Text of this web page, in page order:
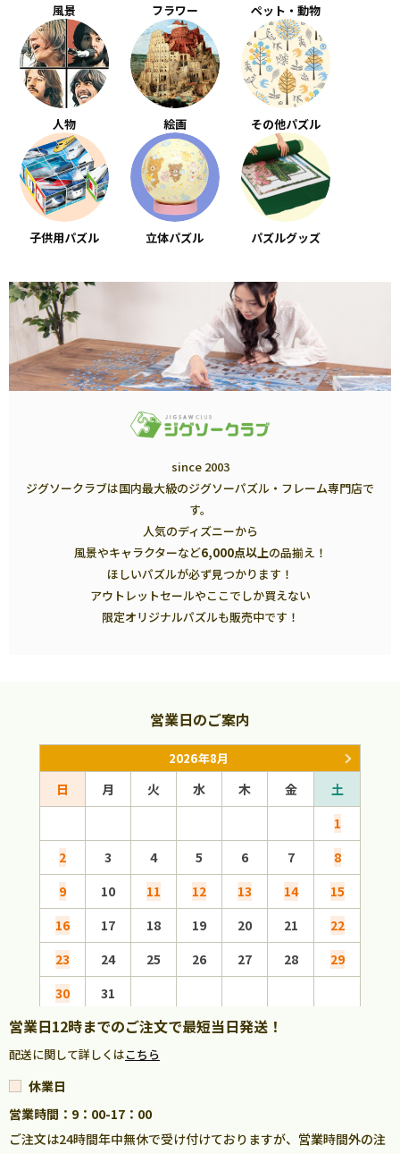
風景 フラワー ペット・動物
人物 絵画 その他パズル
子供用パズル 立体パズル パズルグッズ
since 2003
ジグソークラブは国内最大級のジグソーパズル・フレーム専門店で
す。
人気のディズニーから
風景やキャラクターなど6,000点以上の品揃え！
ほしいパズルが必ず見つかります！
アウトレットセールやここでしか買えない
限定オリジナルパズルも販売中です！
営業日のご案内
2026年8月
日 月 火 水 木 金
土
1
2
3 4 5 6 7
8
9
10 11 12 13 14
15
16
17 18 19 20 21
22
23
24 25 26 27 28
29
30
31
営業日12時までのご注文で最短当日発送！
配送に関して詳しくはこちら
休業日
営業時間：9：00-17：00
ご注文は24時間年中無休で受け付けておりますが、営業時間外の注